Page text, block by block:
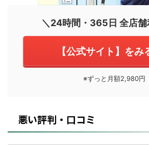
＼24時間・365日 全店舗
【公式サイト】をみ
※ずっと月額2,980円
悪い評判・口コミ